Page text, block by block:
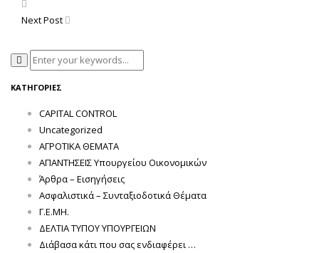
Next Post
ΚΑΤΗΓΟΡΊΕΣ
CAPITAL CONTROL
Uncategorized
ΑΓΡΟΤΙΚΑ ΘΕΜΑΤΑ
ΑΠΑΝΤΗΣΕΙΣ Υπουργείου Οικονομικών
Άρθρα – Εισηγήσεις
Ασφαλιστικά – Συνταξιοδοτικά Θέματα
Γ.Ε.ΜΗ.
ΔΕΛΤΙΑ ΤΥΠΟΥ ΥΠΟΥΡΓΕΙΩΝ
Διάβασα κάτι που σας ενδιαφέρει …